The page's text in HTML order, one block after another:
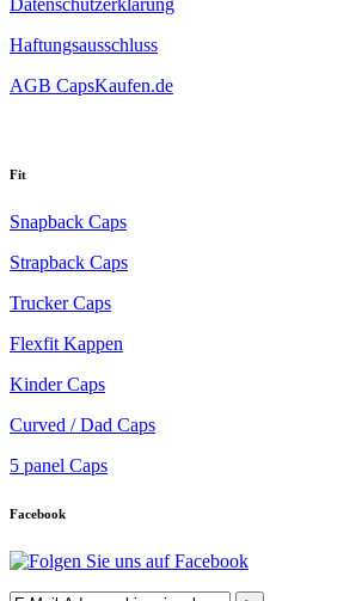
Haftungsausschluss
AGB CapsKaufen.de
Fit
Snapback Caps
Strapback Caps
Trucker Caps
Flexfit Kappen
Kinder Caps
Curved / Dad Caps
5 panel Caps
Facebook